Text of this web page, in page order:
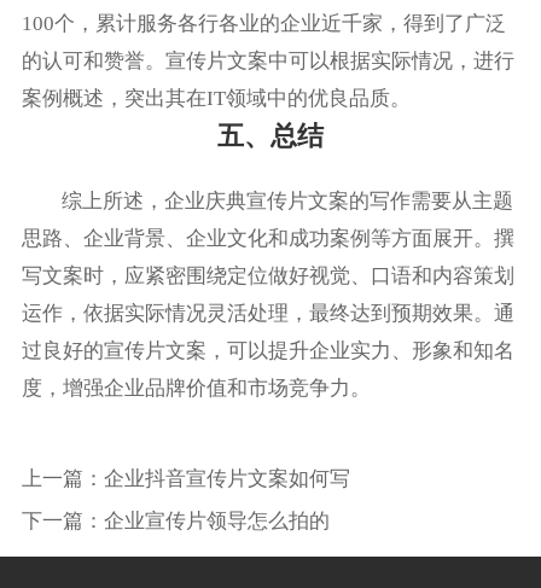
100个，累计服务各行各业的企业近千家，得到了广泛
的认可和赞誉。宣传片文案中可以根据实际情况，进行
案例概述，突出其在IT领域中的优良品质。
五、总结
综上所述，企业庆典宣传片文案的写作需要从主题
思路、企业背景、企业文化和成功案例等方面展开。撰
写文案时，应紧密围绕定位做好视觉、口语和内容策划
运作，依据实际情况灵活处理，最终达到预期效果。通
过良好的宣传片文案，可以提升企业实力、形象和知名
度，增强企业品牌价值和市场竞争力。
上一篇： 企业抖音宣传片文案如何写
下一篇： 企业宣传片领导怎么拍的